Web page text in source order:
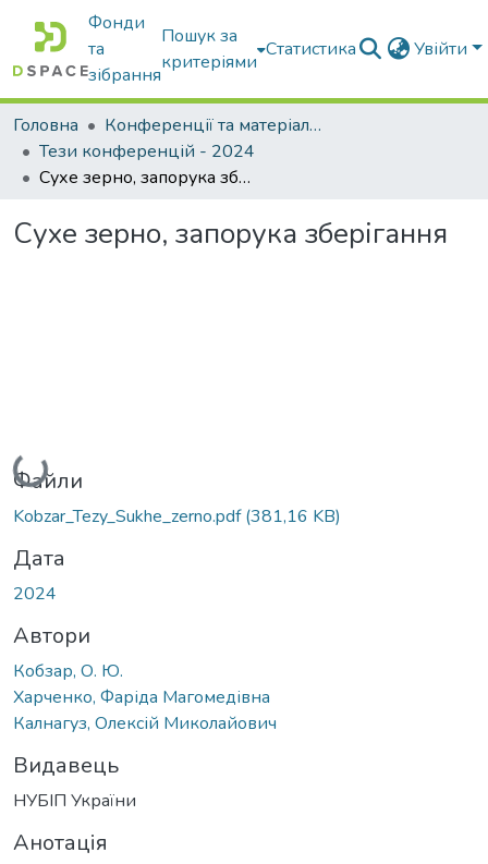
Фонди
та
зібрання
Пошук за
критеріями
Статистика Увійти
Головна
Конференції та матеріали конференцій
Тези конференцій - 2024
Сухе зерно, запорука зберігання
Сухе зерно, запорука зберігання
Вантажиться...
Файли
Kobzar_Tezy_Sukhe_zerno.pdf(381,16 KB)
Дата
2024
Автори
Кобзар, О. Ю.
Харченко, Фаріда Магомедівна
Калнагуз, Олексій Миколайович
Видавець
НУБІП України
Анотація